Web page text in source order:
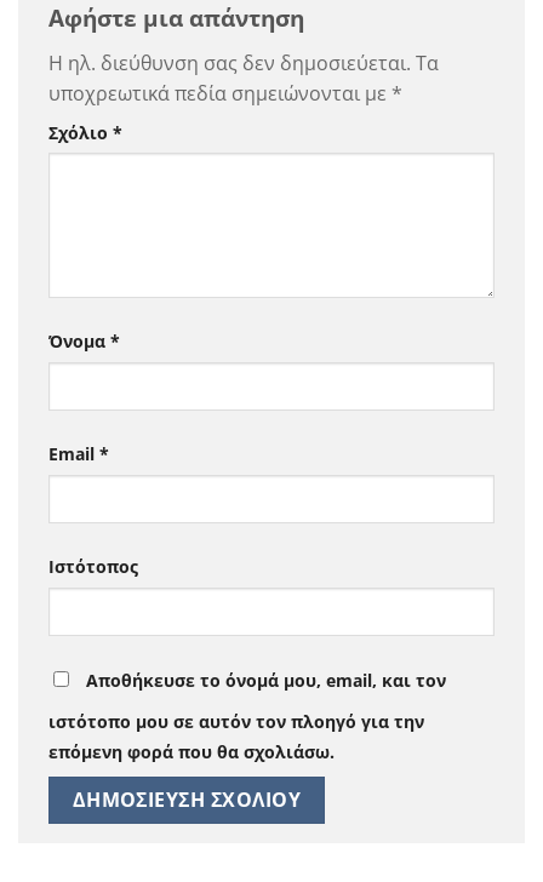
Αφήστε μια απάντηση
Η ηλ. διεύθυνση σας δεν δημοσιεύεται. Τα
υποχρεωτικά πεδία σημειώνονται με *
Σχόλιο *
Όνομα *
Email *
Ιστότοπος
Αποθήκευσε το όνομά μου, email, και τον
ιστότοπο μου σε αυτόν τον πλοηγό για την
επόμενη φορά που θα σχολιάσω.